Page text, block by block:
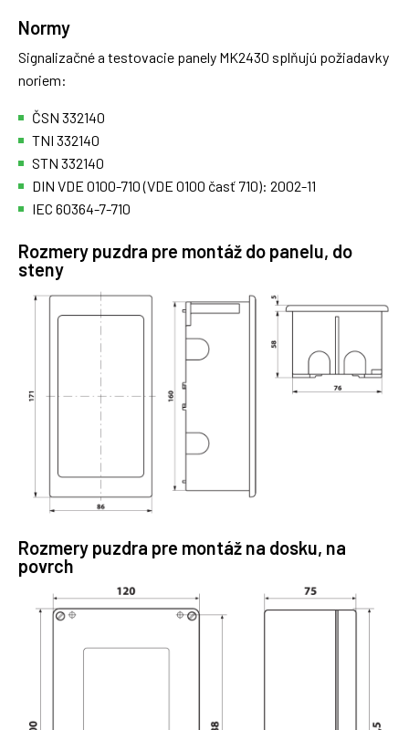
Normy
Signalizačné a testovacie panely MK2430 splňujú požiadavky
noriem:
ČSN 332140
TNI 332140
STN 332140
DIN VDE 0100-710 (VDE 0100 časť 710): 2002-11
IEC 60364-7-710
Rozmery puzdra pre montáž do panelu, do
steny
Rozmery puzdra pre montáž na dosku, na
povrch